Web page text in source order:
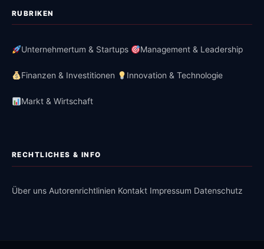
RUBRIKEN
Unternehmertum & Startups Management & Leadership
Finanzen & Investitionen Innovation & Technologie
Markt & Wirtschaft
RECHTLICHES & INFO
Über uns Autorenrichtlinien Kontakt Impressum Datenschutz